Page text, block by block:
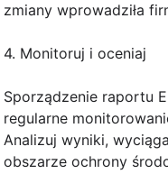
zmiany wprowadziła
4. Monitoruj i oceniaj
Sporządzenie raportu
regularne
Analizuj wyniki,
obszarze ochrony